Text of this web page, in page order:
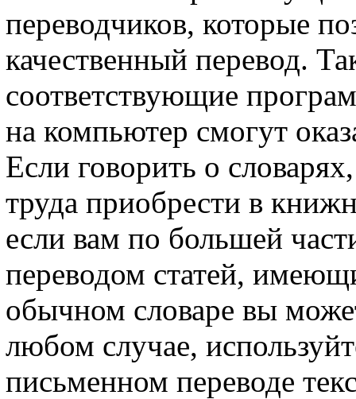
переводчиков, которые
качественный перевод.
соответствующие
на компьютер смогут
Если говорить о
труда приобрести в
если вам по большей
переводом статей,
обычном словаре вы
любом случае,
письменном переводе